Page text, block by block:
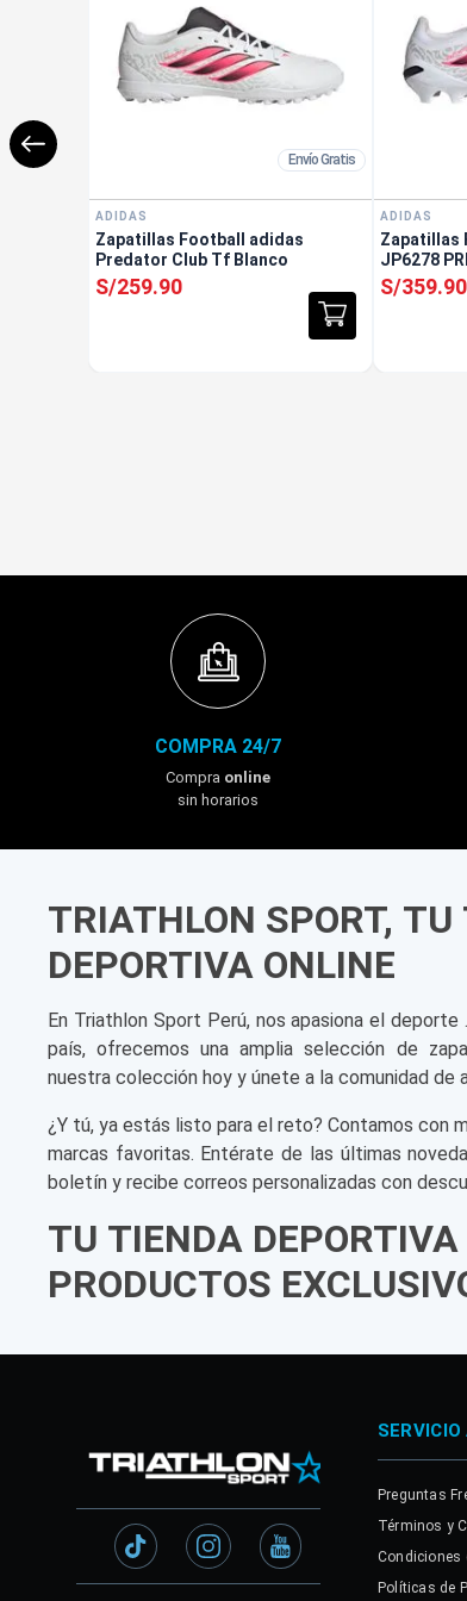
Envío Gratis
ADIDAS
Zapatillas Football adidas
Predator Club Tf Blanco
S/259.90
ADIDAS
Zapatillas
JP6278
Blanco
S/359.90
COMPRA 24/7
Compra online
sin horarios
TRIATHLON SPORT,
DEPORTIVA ONLINE
En Triathlon Sport Perú, nos apasiona el
país, ofrecemos una amplia selección de
nuestra colección hoy y únete a la comunidad de
¿Y tú, ya estás listo para el reto? Contamos con
marcas favoritas. Entérate de las últimas
boletín y recibe correos personalizadas con
TU TIENDA DEPORTIVA
PRODUCTOS
Preguntas
Términos y
Condiciones
Políticas de